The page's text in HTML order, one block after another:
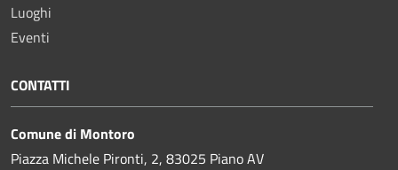
Luoghi
Eventi
CONTATTI
Comune di Montoro
Piazza Michele Pironti, 2, 83025 Piano AV